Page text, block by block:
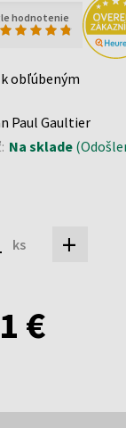
hodnotenie
obľúbeným
Paul Gaultier
Na sklade
ks +
€